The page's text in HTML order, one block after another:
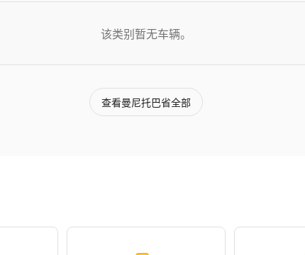
该类别暂无车辆。
查看曼尼托巴省全部